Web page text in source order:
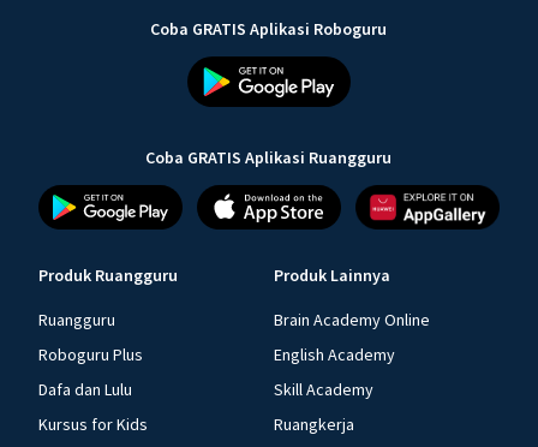
Coba GRATIS Aplikasi Roboguru
Coba GRATIS Aplikasi Ruangguru
Produk Ruangguru
Ruangguru
Roboguru Plus
Dafa dan Lulu
Kursus for Kids
Produk Lainnya
Brain Academy Online
English Academy
Skill Academy
Ruangkerja